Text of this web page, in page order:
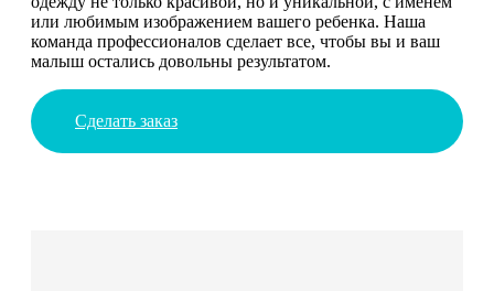
или любимым изображением вашего ребенка. Наша
команда профессионалов сделает все, чтобы вы и ваш
малыш остались довольны результатом.
Сделать заказ